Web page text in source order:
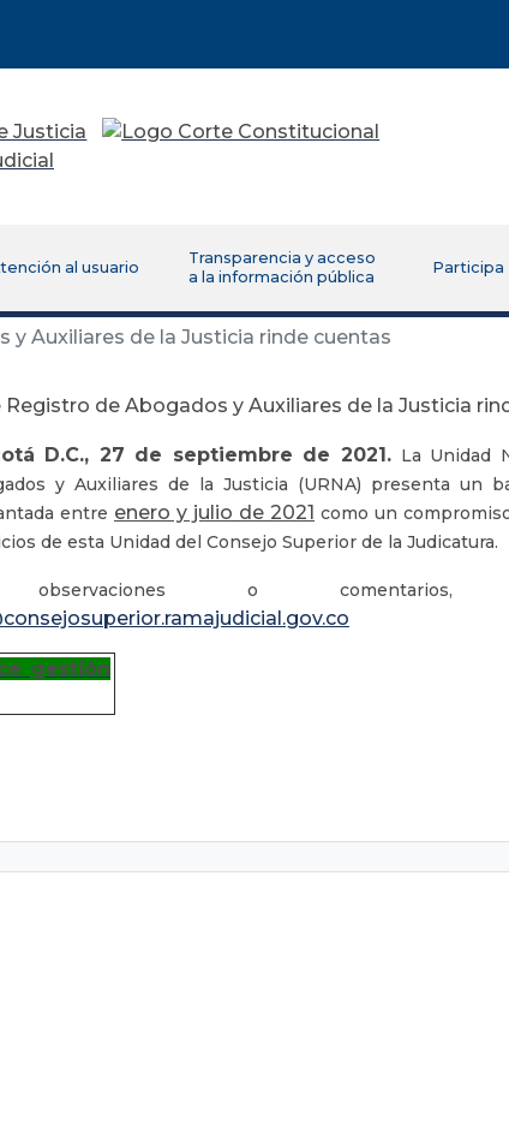
al usuario
Transparencia y acceso
a la información pública
Participa
Auxiliares de la Justicia rinde cuentas
Registro de Abogados y Auxiliares de la Justicia
D.C., 27 de septiembre de 2021. La Unidad
y Auxiliares de la Justicia (URNA) presenta un
entre enero y julio de 2021 como un
de esta Unidad del Consejo Superior de la Judicatura.
o comentarios,
gestión